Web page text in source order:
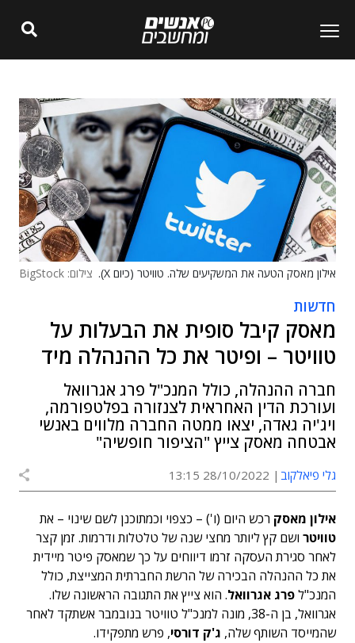
אילון מאסק הטעה את המשקיעים שלה. טוויטר (כיום X). צילום: BigStock
חדשות
מאסק קיבל סופית את הבעלות על
טוויטר – ופיטר את כל ההנהלה מיד
חברה ההנהלה, כולל המנכ"ל פרג אגרוואל
ועורכת הדין האחראית לצנזורה בפלטפורמה,
ויג'יה גאדה, יצאו ממטה החברה מלווים באנשי
אבטחה מאסק צייץ "הציפור חופשיה"
גלי פיאלקוב 28/10/2022 13:15
אילון מאסק רכש היום (ו') – כצפוי וכמתוכנן לשם שינוי – את
טוויטר ושם קץ ליותר מחצי שנה של טלטלות ודרמות. זמן קצר
לאחר סגירת העסקה זרמו דיווחים על כך שמאסק פיטר מיידית
את כל ההנהלה הבכירה של הרשת החברתית המצייצת, כולל
המנכ"לפרג אגרוואל. הוא צייץ את התגובה הראשונה שלו.
אגרוואל, בן ה-38, מונה למנכ"ל טוויטר בנובמבר אשתקד לאחר
שהמייסד השותף שלה, ג'ק דורסי, פרש מתפקידו.